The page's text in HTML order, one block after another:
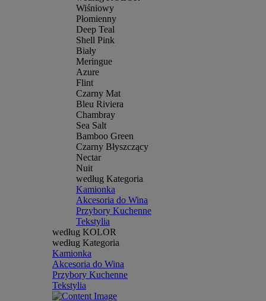
Wiśniowy
Płomienny
Deep Teal
Shell Pink
Biały
Meringue
Azure
Flint
Czarny Mat
Bleu Riviera
Chambray
Sea Salt
Bamboo Green
Czarny Błyszczący
Nectar
Nuit
według Kategoria
Kamionka
Akcesoria do Wina
Przybory Kuchenne
Tekstylia
według KOLOR
według Kategoria
Kamionka
Akcesoria do Wina
Przybory Kuchenne
Tekstylia